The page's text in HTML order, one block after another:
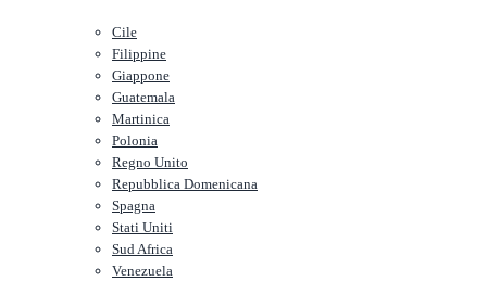
Cile
Filippine
Giappone
Guatemala
Martinica
Polonia
Regno Unito
Repubblica Domenicana
Spagna
Stati Uniti
Sud Africa
Venezuela